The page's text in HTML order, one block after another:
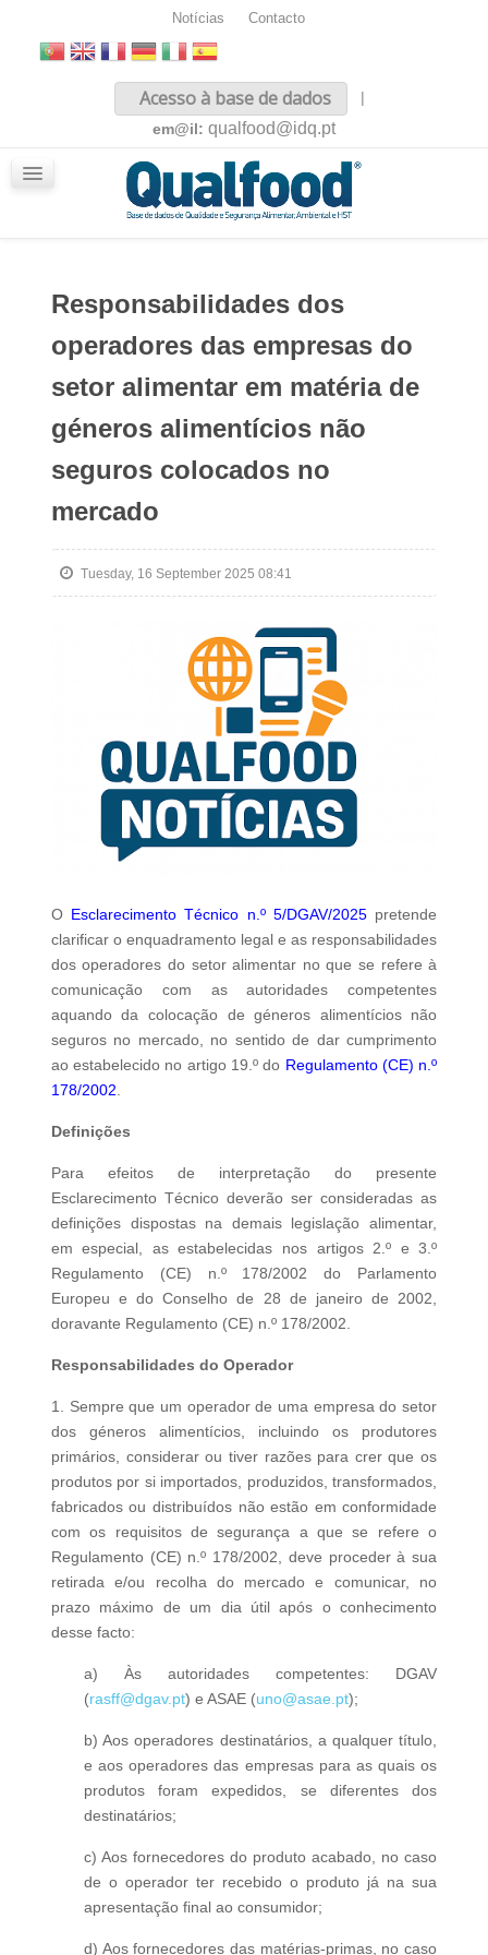
Notícias Contacto
Acesso à base de dados
|
em@il: qualfood@idq.pt
Responsabilidades dos
operadores das empresas do
setor alimentar em matéria de
géneros alimentícios não
seguros colocados no
mercado
Tuesday, 16 September 2025 08:41
O Esclarecimento Técnico n.º 5/DGAV/2025pretende
clarificar o enquadramento legal e as responsabilidades
dos operadores do setor alimentar no que se refere à
comunicação com as autoridades competentes
aquando da colocação de géneros alimentícios não
seguros no mercado, no sentido de dar cumprimento
ao estabelecido no artigo 19.º do Regulamento (CE) n.º
178/2002
Definições
Para efeitos de interpretação do presente
Esclarecimento Técnico deverão ser consideradas as
definições dispostas na demais legislação alimentar,
em especial, as estabelecidas nos artigos 2.º e 3.º
Regulamento (CE) n.º 178/2002 do Parlamento
Europeu e do Conselho de 28 de janeiro de 2002,
doravante Regulamento (CE) n.º 178/2002.
Responsabilidades do Operador
1. Sempre que um operador de uma empresa do setor
dos géneros alimentícios, incluindo os produtores
primários, considerar ou tiver razões para crer que os
produtos por si importados, produzidos, transformados,
fabricados ou distribuídos não estão em conformidade
com os requisitos de segurança a que se refere o
Regulamento (CE) n.º 178/2002, deve proceder à sua
retirada e/ou recolha do mercado e comunicar, no
prazo máximo de um dia útil após o conhecimento
desse facto:
a) Às autoridades competentes: DGAV
(rasff@dgav.pt) e ASAE (uno@asae.pt);
b) Aos operadores destinatários, a qualquer título,
e aos operadores das empresas para as quais os
produtos foram expedidos, se diferentes dos
destinatários;
c) Aos fornecedores do produto acabado, no caso
de o operador ter recebido o produto já na sua
apresentação final ao consumidor;
d) Aos fornecedores das matérias-primas, no caso